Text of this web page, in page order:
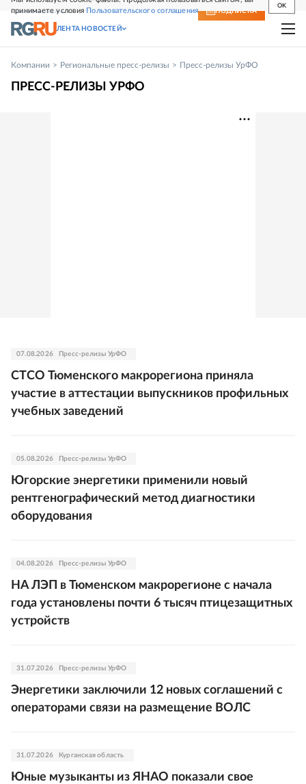
принимаете условия Пользовательского соглашения
OK
СВЕЖИЙ НОМЕР ПОДПИСКА
ЛЕНТА НОВОСТЕЙ
Компании Региональные пресс-релизы Пресс-релизы УрФО
ПРЕСС-РЕЛИЗЫ УРФО
07.08.2026 Пресс-релизы УрФО
СТСО Тюменского макрорегиона приняла
участие в аттестации выпускников профильных
учебных заведений
05.08.2026 Пресс-релизы УрФО
Югорские энергетики применили новый
рентгенографический метод диагностики
оборудования
04.08.2026 Пресс-релизы УрФО
НА ЛЭП в Тюменском макрорегионе с начала
года установлены почти 6 тысяч птицезащитных
устройств
31.07.2026 Пресс-релизы УрФО
Энергетики заключили 12 новых соглашений с
операторами связи на размещение ВОЛС
31.07.2026 Курганская область
Юные музыканты из ЯНАО показали свое